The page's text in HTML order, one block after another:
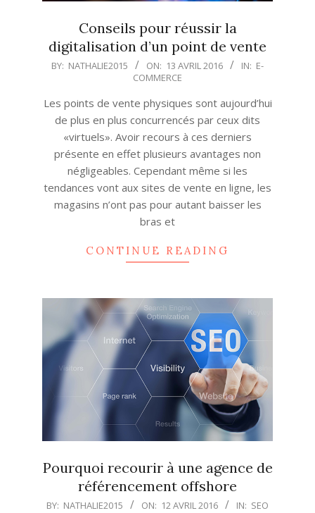
Conseils pour réussir la
digitalisation d’un point de vente
2016-
13
BY: NATHALIE2015 ON: 13 AVRIL 2016 IN: E-
COMMERCE
Les points de vente physiques sont aujourd’hui
de plus en plus concurrencés par ceux dits
«virtuels». Avoir recours à ces derniers
présente en effet plusieurs avantages non
négligeables. Cependant même si les
tendances vont aux sites de vente en ligne, les
magasins n’ont pas pour autant baisser les
bras et
CONTINUE READING
Pourquoi recourir à une agence de
référencement offshore
2016-
BY: NATHALIE2015 ON: 12 AVRIL 2016 IN: SEO